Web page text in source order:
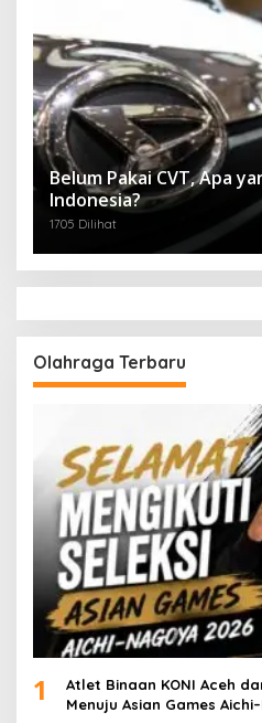
Belum Pakai CVT, Apa
Indonesia?
1705 Dilihat
Olahraga Terbaru
1
Atlet Binaan KONI Aceh
Menuju Asian Games